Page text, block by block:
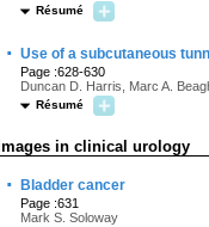
Résumé
· Use of a subcutaneous
Page :628-630
Duncan D. Harris, Marc A.
Résumé
Images in clinical urology
· Bladder cancer
Page :631
Mark S. Soloway